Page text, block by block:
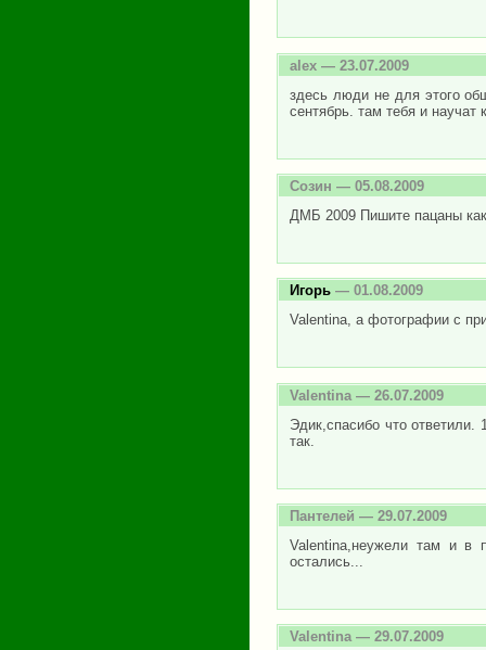
alex — 23.07.2009
здесь люди не для этого
сентябрь. там тебя и научат
Созин — 05.08.2009
ДМБ 2009 Пишите пацаны
Игорь — 01.08.2009
Valentina, а фотографии с
Valentina — 26.07.2009
Эдик,спасибо что
так.
Пантелей — 29.07.2009
Valentina,неужели там и в
остались...
Valentina— 29.07.2009